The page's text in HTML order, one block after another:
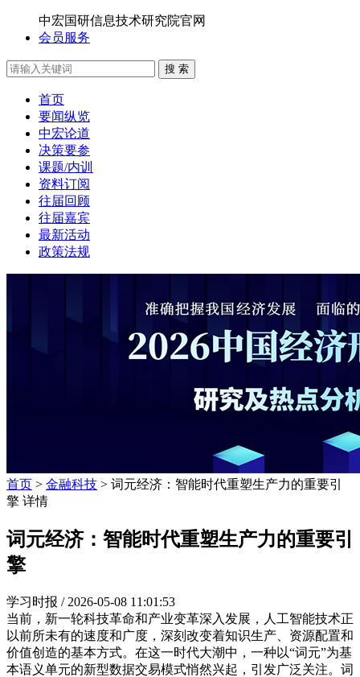
中宏国研信息技术研究院官网
会员服务
搜 索
首页
要闻纵览
中宏论道
决策要参
课题/内训
资料订阅
往届回顾
往届嘉宾
最新活动
政策法规
首页 > 金融科技 > 词元经济：智能时代重塑生产力的重要引
擎 详情
词元经济：智能时代重塑生产力的重要引
擎
学习时报 / 2026-05-08 11:01:53
当前，新一轮科技革命和产业变革深入发展，人工智能技术正
以前所未有的速度和广度，深刻改变着知识生产、资源配置和
价值创造的基本方式。在这一时代大潮中，一种以“词元”为基
本语义单元的新型数据交易模式悄然兴起，引发广泛关注。词